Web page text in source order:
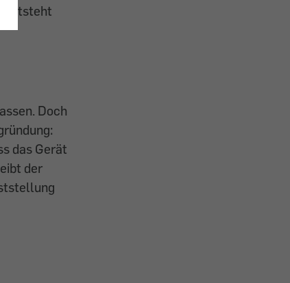
entsteht
Doch
das Gerät
der